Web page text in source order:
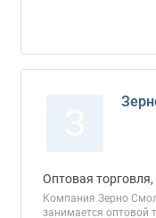
Оптовая
Компания Зерно
занимается оптовой